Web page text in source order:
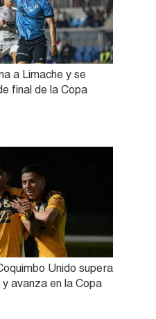
a Limache y se
final de la Copa
Unido supera
avanza en la Copa